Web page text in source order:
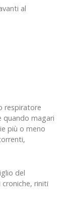
al
respiratore
quando magari
più o meno
del
riniti